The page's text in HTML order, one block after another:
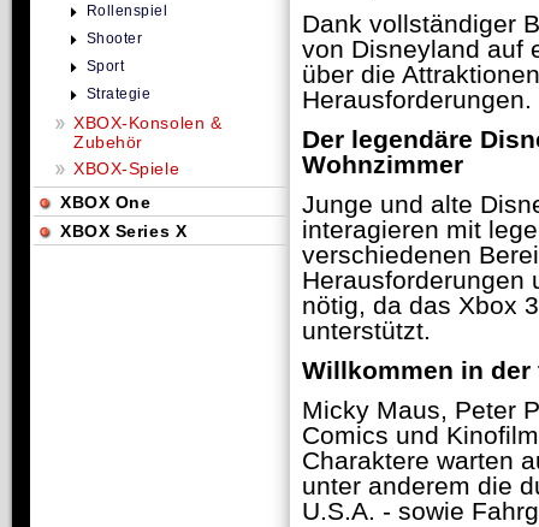
Dank vollständiger
von Disneyland auf
über die
Der legendäre
Wohnzimmer
Junge und alte
interagieren mit
verschiedenen
Herausforderungen
nötig, da das Xbox
unterstützt.
Willkommen in
Micky Maus, Peter
Comics und
Charaktere warten
unter anderem die
U.S.A. - sowie
Rollenspiel
Shooter
Sport
Strategie
XBOX-Konsolen &
Zubehör
XBOX-Spiele
XBOX One
XBOX Series X